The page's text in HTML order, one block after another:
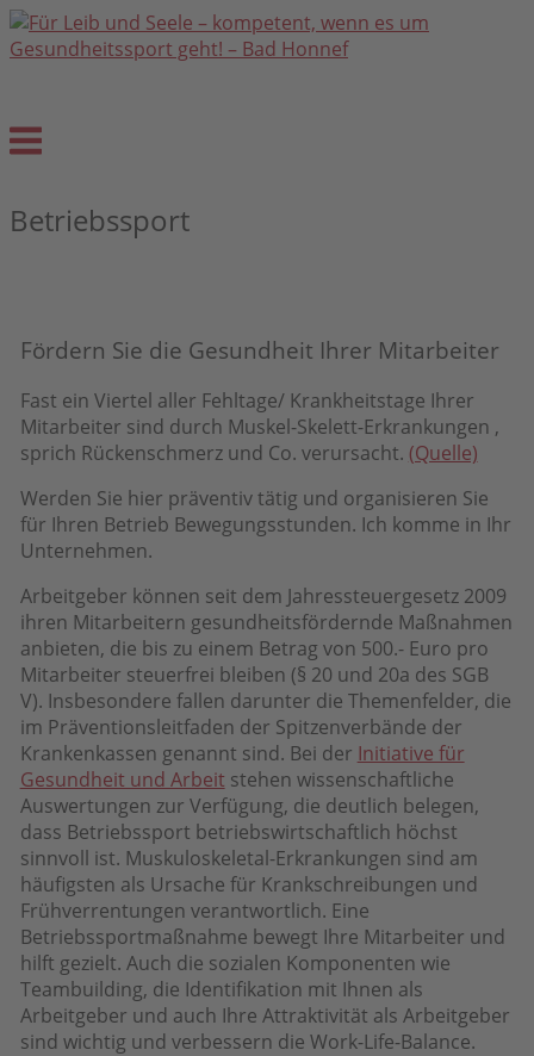
Skip
to
Menu
Betriebssport
Fördern Sie die Gesundheit Ihrer Mitarbeiter
Fast ein Viertel aller Fehltage/ Krankheitstage Ihrer
Mitarbeiter sind durch Muskel-Skelett-Erkrankungen ,
sprich Rückenschmerz und Co. verursacht. (Quelle)
Werden Sie hier präventiv tätig und organisieren Sie
für Ihren Betrieb Bewegungsstunden. Ich komme in Ihr
Unternehmen.
Arbeitgeber können seit dem Jahressteuergesetz 2009
ihren Mitarbeitern gesundheitsfördernde Maßnahmen
anbieten, die bis zu einem Betrag von 500.- Euro pro
Mitarbeiter steuerfrei bleiben (§ 20 und 20a des SGB
V). Insbesondere fallen darunter die Themenfelder, die
im Präventionsleitfaden der Spitzenverbände der
Krankenkassen genannt sind. Bei der Initiative für
Gesundheit und Arbeit stehen wissenschaftliche
Auswertungen zur Verfügung, die deutlich belegen,
dass Betriebssport betriebswirtschaftlich höchst
sinnvoll ist. Muskuloskeletal-Erkrankungen sind am
häufigsten als Ursache für Krankschreibungen und
Frühverrentungen verantwortlich. Eine
Betriebssportmaßnahme bewegt Ihre Mitarbeiter und
hilft gezielt. Auch die sozialen Komponenten wie
Teambuilding, die Identifikation mit Ihnen als
Arbeitgeber und auch Ihre Attraktivität als Arbeitgeber
sind wichtig und verbessern die Work-Life-Balance.